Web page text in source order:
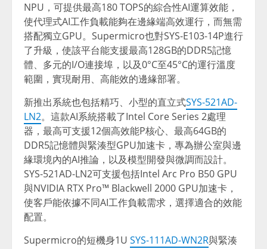
NPU，可提供最高180 TOPS的綜合性AI運算效能，
使代理式AI工作負載能夠在邊緣端高效運行，而無需
搭配獨立GPU。Supermicro也對SYS-E103-14P進行
了升級，使該平台能支援最高128GB的DDR5記憶
體、多元的I/O連接埠，以及0°C至45°C的運行溫度
範圍，實現耐用、高能效的邊緣部署。
新推出系統也包括精巧、小型的直立式SYS-521AD-
LN2。這款AI系統搭載了Intel Core Series 2處理
器，最高可支援12個高效能P核心、最高64GB的
DDR5記憶體與緊湊型GPU加速卡，專為辦公室與邊
緣環境內的AI推論，以及模型開發與微調而設計。
SYS-521AD-LN2可支援包括Intel Arc Pro B50 GPU
與NVIDIA RTX Pro™ Blackwell 2000 GPU加速卡，
使客戶能依據不同AI工作負載需求，選擇適合的效能
配置。
Supermicro的短機身1U SYS-111AD-WN2R與緊湊